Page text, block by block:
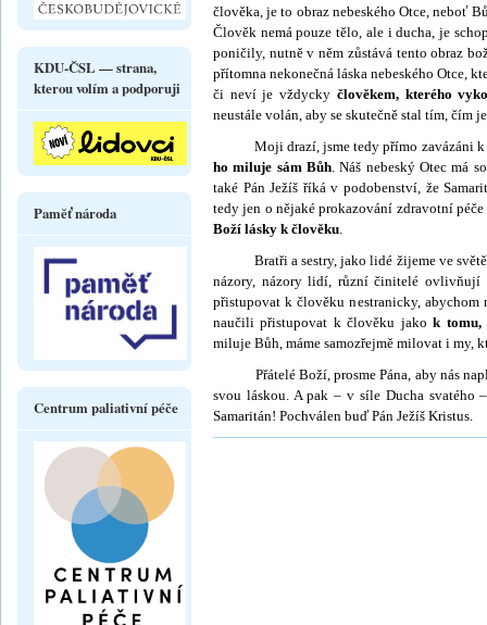
člověka, je to obraz nebeského Otce, neboť
Člověk nemá pouze tělo, ale i ducha, je
poničily, nutně v něm zůstává tento obraz
přítomna ne­konečná láska nebeského Otce,
či neví je vždycky člověkem, kterého
neustále volán, aby se skutečně stal tím, čím
Moji drazí, jsme tedy přímo zavázáni k
ho miluje sám Bůh. Náš nebeský Otec má
také Pán Ježíš říká v podo­benství, že
tedy jen o nějaké prokazování zdravotní
Boží lásky k člověku.
Bratři a sestry, jako lidé žijeme ve světě
názory, názory lidí, různí činitelé ovlivňují
přistupovat k člověku nestra­nicky,
naučili přistupovat k člověku jakok tomu,
miluje Bůh, máme samozřejmě milovat i my,
Přátelé Boží, prosme Pána, aby nás
svou láskou. A pak – v síle Ducha svatého
Samaritán! Pochválen buď Pán Ježíš Kristus.
KDU-ČSL — strana,
kterou volím a podporuji
Paměť národa
Centrum paliativní péče